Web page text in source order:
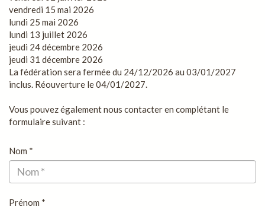
vendredi 15 mai 2026
lundi 25 mai 2026
lundi 13 juillet 2026
jeudi 24 décembre 2026
jeudi 31 décembre 2026
La fédération sera fermée du 24/12/2026 au 03/01/2027
inclus. Réouverture le 04/01/2027.
Vous pouvez également nous contacter en complétant le
formulaire suivant :
Nom *
Prénom *